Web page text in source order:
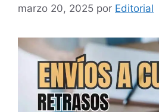
marzo 20, 2025 por Editorial